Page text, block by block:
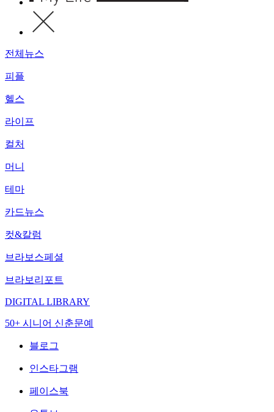
전체뉴스
피플
헬스
라이프
컬처
머니
테마
카드뉴스
컷&칼럼
브라보스페셜
브라보리포트
DIGITAL LIBRARY
50+ 시니어 신춘문예
블로그
인스타그램
페이스북